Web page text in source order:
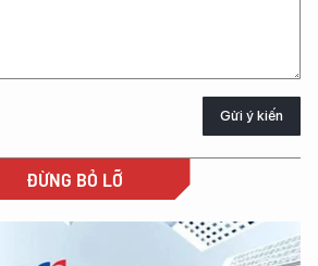
Gửi ý kiến
ĐỪNG BỎ LỠ